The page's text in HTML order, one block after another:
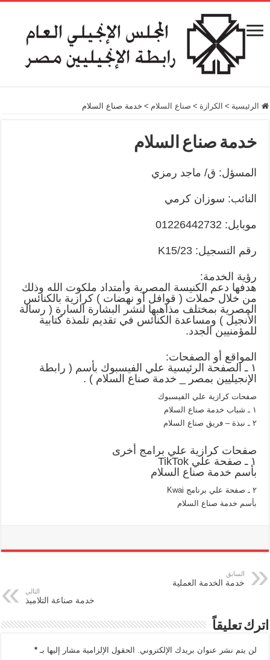
الرئيسية > الكرازة > صناع السلام > خدمة صناع السلام
خدمة صناع السلام
المسؤل: ق/ ماجد رمزي
النائب: سوزان كرمي
موبايل: 01226442732
رقم التسجيل: K15/23
رؤية الخدمة:
هدفها دعم الكنيسة المصرية وأمتداد ملكوت الله وذلك
من خلال حملات ( قوافل أو نهضات ) كرازية بالكنائس
المصرية بمختلف مذاهبها لنشر البشارة السارة ( رسالة
الأنجيل ) ومساعدة الكنائس في تقديم تلمذة كتابية
للمؤمنيين الجدد.
المواقع أو الصفحات:
١ ـ الصفحة الرئيسية علي الفيسبوك بأسم ( رابطة
الإنجيليين بمصر _ خدمة صناع السلام ) .
صفحات كرازية علي الفيسبوك
١ ـ شباب خدمة صناع السلام
٢ ـ نبذة – فريق صناع السلام
صفحات كرازية علي برامج أخرى
١ ـ صفحة علي TikTok
بأسم خدمة صناع السلام
٢ ـ صفحة علي برنامج Kwai
بأسم خدمة صناع السلام
السابق
خدمة الخدمة العملية
التالي
خدمة صناعة التلاميذ
اترك تعليقاً
لن يتم نشر عنوان بريدك الإلكتروني. الحقول الإلزامية مشار إليها بـ*